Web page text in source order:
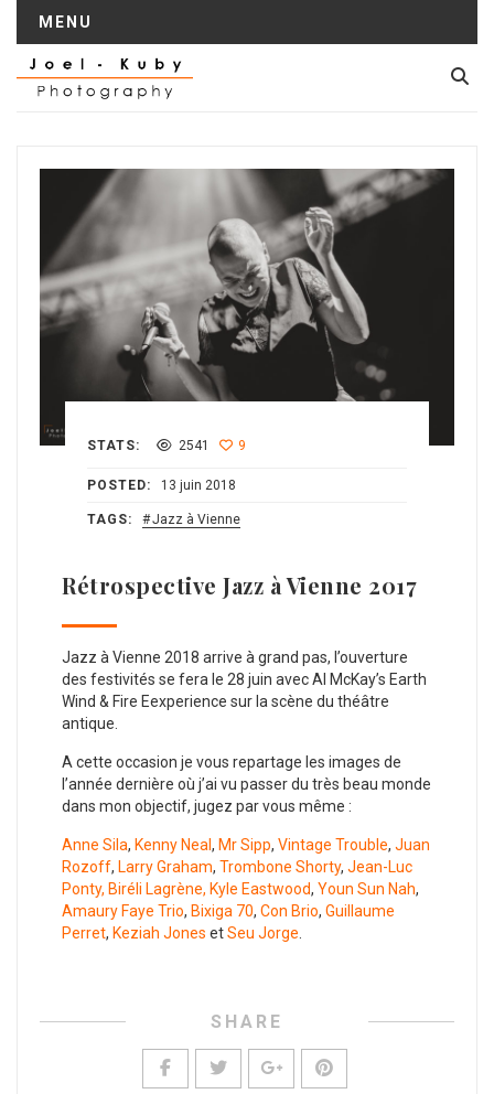
MENU
STATS: 2541 9
POSTED: 13 juin 2018
TAGS: Jazz à Vienne
Rétrospective Jazz à Vienne 2017
Jazz à Vienne 2018 arrive à grand pas, l’ouverture
des festivités se fera le 28 juin avec Al McKay’s Earth
Wind & Fire Eexperience sur la scène du théâtre
antique.
A cette occasion je vous repartage les images de
l’année dernière où j’ai vu passer du très beau monde
dans mon objectif, jugez par vous même :
Anne Sila, Kenny Neal , Mr Sipp, Vintage Trouble, Juan
Rozoff, Larry Graham, Trombone Shorty, Jean-Luc
Ponty, Biréli Lagrène, Kyle Eastwood, Youn Sun Nah,
Amaury Faye Trio, Bixiga 70, Con Brio, Guillaume
Perret, Keziah Jones etSeu Jorge
SHARE